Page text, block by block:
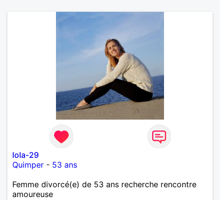
lola-29
Quimper - 53 ans
Femme divorcé(e) de 53 ans recherche rencontre
amoureuse